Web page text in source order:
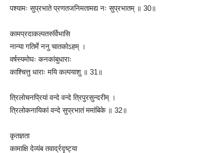
पश्यामः सुप्रभाते प्रणतजनिमतामद्य नः सुप्रभातम् ॥ 30॥
कामप्रदाकल्पतरुर्विभासि
नान्या गतिर्मे ननु चातकोऽहम् ।
वर्षस्यमोघः कनकांबुधाराः
काश्चित्तु धाराः मयि कल्पयाशु ॥ 31॥
त्रिलोचनप्रियां वन्दे वन्दे त्रिपुरसुन्दरीम् ।
त्रिलोकनायिकां वन्दे सुप्रभातं ममांबिके ॥ 32॥
कृतज्ञता
कामाक्षि देव्यंब तवार्द्रदृष्ट्या